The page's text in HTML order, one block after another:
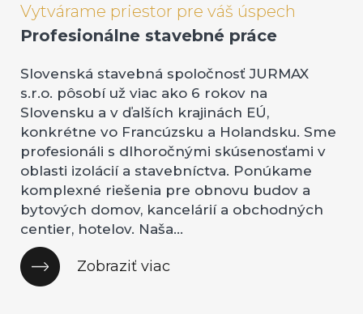
Vytvárame priestor pre váš úspech
Profesionálne stavebné práce
Slovenská stavebná spoločnosť JURMAX
s.r.o. pôsobí už viac ako 6 rokov na
Slovensku a v ďalších krajinách EÚ,
konkrétne vo Francúzsku a Holandsku. Sme
profesionáli s dlhoročnými skúsenosťami v
oblasti izolácií a stavebníctva. Ponúkame
komplexné riešenia pre obnovu budov a
bytových domov, kancelárií a obchodných
centier, hotelov. Naša...
Zobraziť viac